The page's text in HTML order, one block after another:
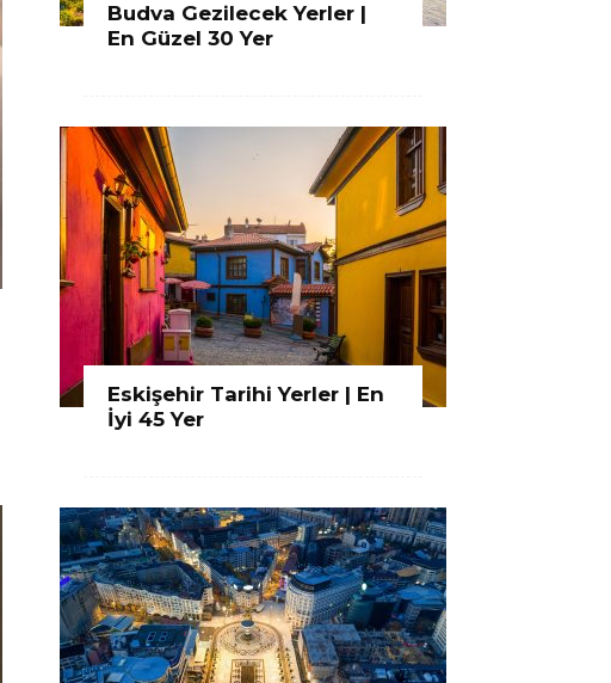
Budva Gezilecek Yerler |
En Güzel 30 Yer
Eskişehir Tarihi Yerler | En
İyi 45 Yer